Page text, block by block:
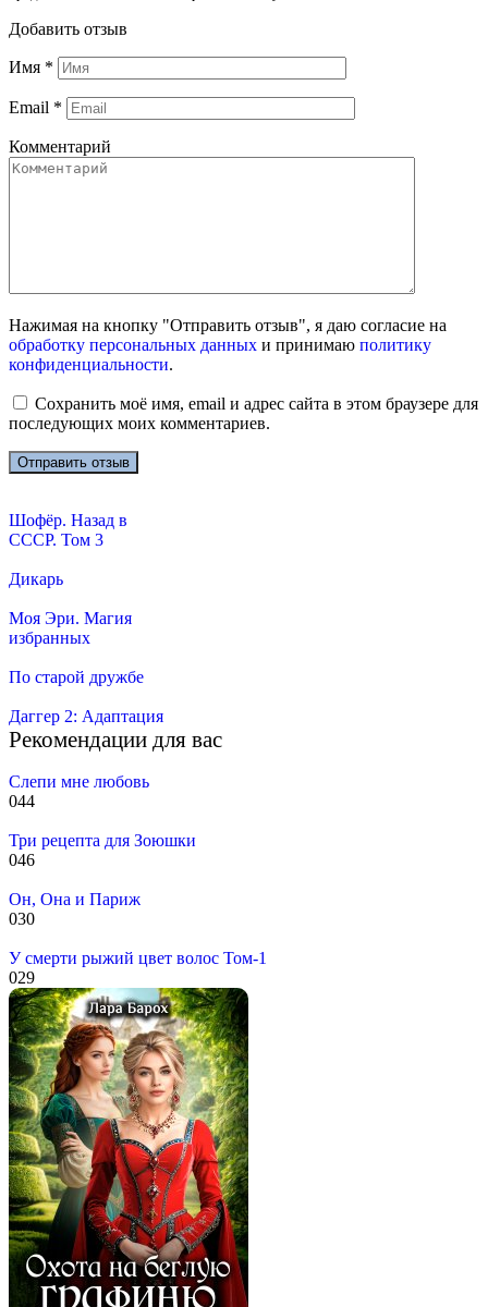
Добавить отзыв
Имя *
Email *
Комментарий
Нажимая на кнопку "Отправить отзыв", я даю согласие на
обработку персональных данных и принимаю политику
конфиденциальности.
Сохранить моё имя, email и адрес сайта в этом браузере для
последующих моих комментариев.
Шофёр. Назад в
СССР. Том 3
Дикарь
Моя Эри. Магия
избранных
По старой дружбе
Даггер 2: Адаптация
Рекомендации для вас
Слепи мне любовь
044
Три рецепта для Зоюшки
046
Он, Она и Париж
030
У смерти рыжий цвет волос Том-1
029